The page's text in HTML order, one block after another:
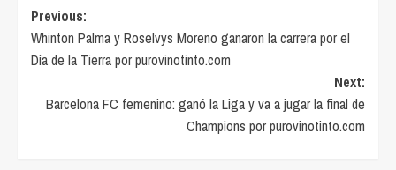
Post
navigation
Previous:
Whinton Palma y Roselvys Moreno ganaron la carrera por el
Día de la Tierra por purovinotinto.com
Next:
Barcelona FC femenino: ganó la Liga y va a jugar la final de
Champions por purovinotinto.com